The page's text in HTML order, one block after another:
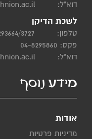
דוא"ל:
לשכת הדיקן
טלפון:
3727
פקס: 04-8295860
דוא"ל:
מידע נוסף
אודות
מדיניות פרטיות